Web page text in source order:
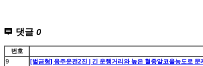
댓글 0
번호
9
[벌금형] 음주운전2진 | 긴 운행거리와 높은 혈중알코올농도로 문